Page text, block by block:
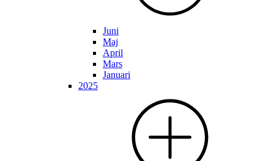
Juni
Maj
April
Mars
Januari
2025